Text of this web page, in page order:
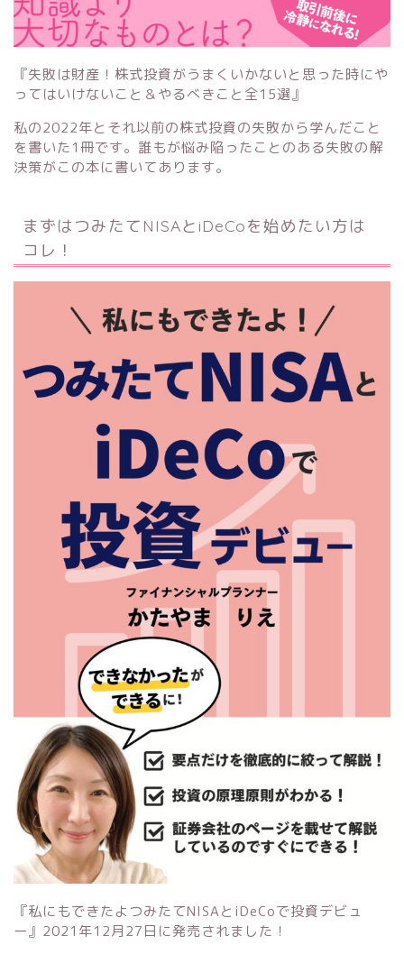
『失敗は財産！株式投資がうまくいかないと思った時にや
ってはいけないこと＆やるべきこと全15選』
私の2022年とそれ以前の株式投資の失敗から学んだこと
を書いた1冊です。誰もが悩み陥ったことのある失敗の解
決策がこの本に書いてあります。
まずはつみたてNISAとiDeCoを始めたい方は
コレ！
『私にもできたよつみたてNISAとiDeCoで投資デビュ
ー』 2021年12月27日に発売されました！